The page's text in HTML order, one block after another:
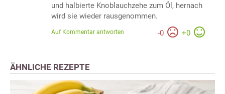
und halbierte Knoblauchzehe zum Öl, hernach
wird sie wieder rausgenommen.
-0 +0
Auf Kommentar antworten
ÄHNLICHE REZEPTE